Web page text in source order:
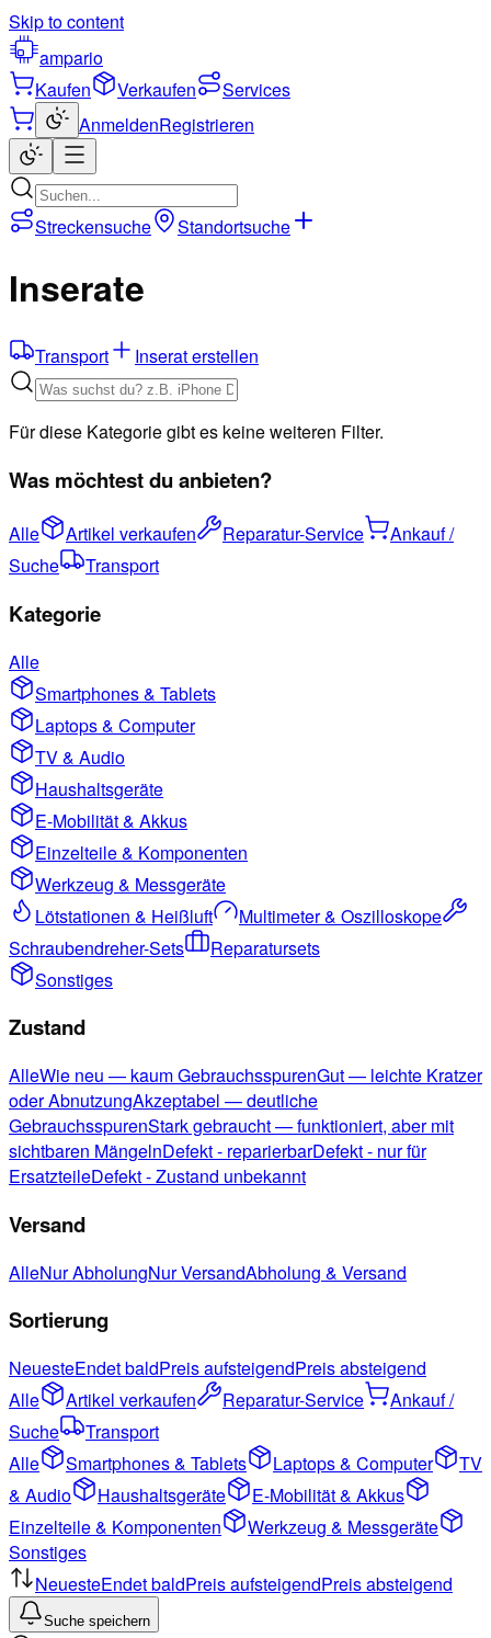
Skip to content
ampario
Kaufen
Verkaufen
Services
AnmeldenRegistrieren
Streckensuche Standortsuche
Inserate
Transport Inserat erstellen
Für diese Kategorie gibt es keine weiteren Filter.
Was möchtest du anbieten?
Alle Artikel verkaufen Reparatur-Service
Ankauf /
Suche
Transport
Kategorie
Alle
Smartphones & Tablets
Laptops & Computer
TV & Audio
Haushaltsgeräte
E-Mobilität & Akkus
Einzelteile & Komponenten
Werkzeug & Messgeräte
Lötstationen & Heißluft
Multimeter & Oszilloskope
Schraubendreher-Sets
Reparatursets
Sonstiges
Zustand
AlleWie neu — kaum GebrauchsspurenGut — leichte Kratzer
oder AbnutzungAkzeptabel — deutliche
GebrauchsspurenStark gebraucht — funktioniert, aber mit
sichtbaren MängelnDefekt - reparierbarDefekt - nur für
ErsatzteileDefekt - Zustand unbekannt
Versand
AlleNur AbholungNur VersandAbholung & Versand
Sortierung
NeuesteEndet baldPreis aufsteigendPreis absteigend
Alle
Artikel verkaufen Reparatur-Service
Ankauf /
Suche
Transport
Alle
Smartphones & Tablets Laptops & Computer
TV
& Audio
Haushaltsgeräte
E-Mobilität & Akkus
Einzelteile & Komponenten
Werkzeug & Messgeräte
Sonstiges
NeuesteEndet baldPreis aufsteigendPreis absteigend
Suche speichern